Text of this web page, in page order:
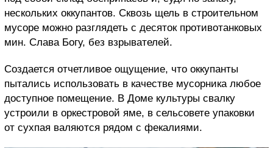
нескольких оккупантов. Сквозь щель в строительном
мусоре можно разглядеть с десяток противотанковых
мин. Слава Богу, без взрывателей.
Создается отчетливое ощущение, что оккупанты
пытались использовать в качестве мусорника любое
доступное помещение. В Доме культуры свалку
устроили в оркестровой яме, в сельсовете упаковки
от сухпая валяются рядом с фекалиями.